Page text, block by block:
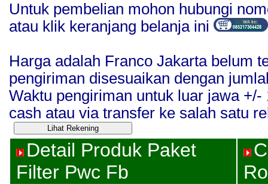
Untuk pembelian mohon hubungi
atau klik keranjang belanja ini
Harga adalah Franco Jakarta belum
pengiriman disesuaikan dengan
Waktu pengiriman untuk luar jawa
cash atau via transfer ke salah satu
Detail Produk Paket
Filter Pwc Fb